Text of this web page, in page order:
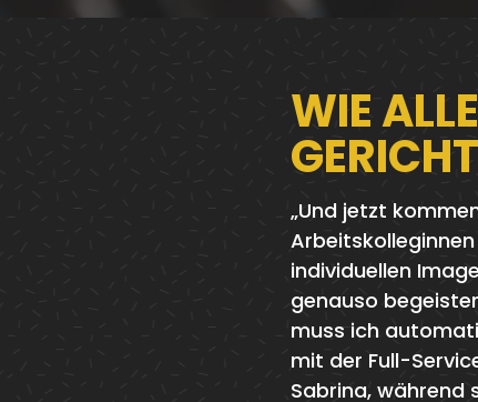
WIE
„Und jetzt
individuellen
genauso
muss ich
mit der Full-
Sabrina, während